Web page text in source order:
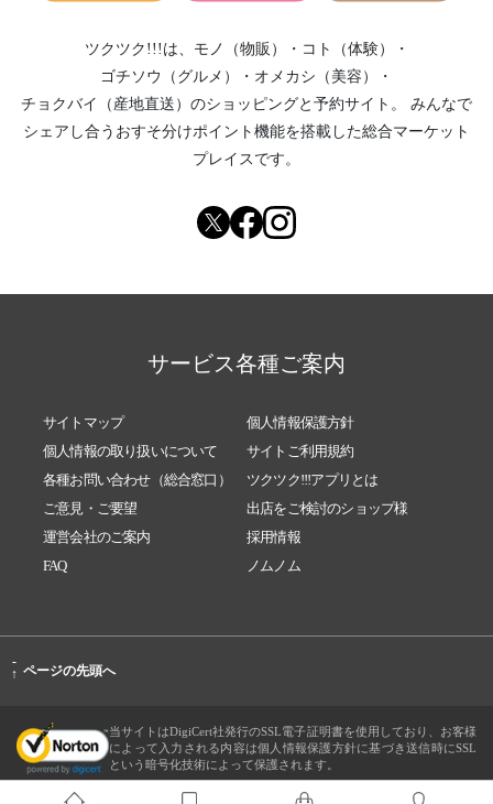
ツクツク!!!は、 モノ（物販） ・ コト（体験）
・
ゴチソウ（グルメ）
・ オメカシ（美容）
・
チョクバイ（産地直送） のショッピングと予約サイト。
みんなで
シェアし合う おすそ分けポイント機能を搭載した総合マーケット
プレイスです。
サービス各種ご案内
サイトマップ
個人情報保護方針
個人情報の取り扱いについて
サイトご利用規約
各種お問い合わせ（総合窓口）
ツクツク!!!アプリとは
ご意見・ご要望
出店をご検討のショップ様
運営会社のご案内
採用情報
FAQ
ノムノム
-
↑ ページの先頭へ
当サイトはDigiCert社発行のSSL電子証明書を使用しており、お客様
によって入力される内容は個人情報保護方針に基づき送信時にSSL
という暗号化技術によって保護されます。